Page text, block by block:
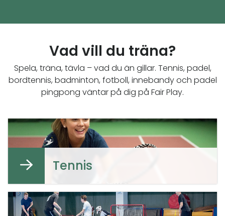
Vad vill du träna?
Spela, träna, tävla – vad du än gillar. Tennis, padel,
bordtennis, badminton, fotboll, innebandy och padel
pingpong väntar på dig på Fair Play.
Tennis